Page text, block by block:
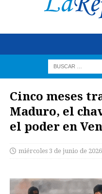
Cinco meses
Maduro, el
el poder en
miércoles 3 de junio de 2026